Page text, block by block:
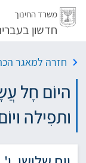
דלג
משרד החינוך
חדשון
חזרה למאגר
היוֹם חָל
ותפִילה